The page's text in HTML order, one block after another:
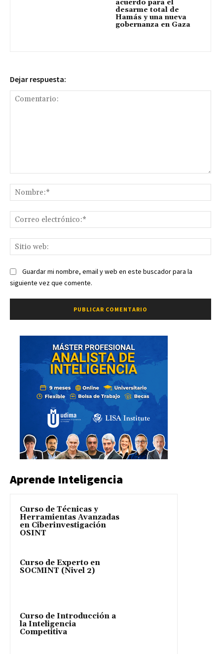
acuerdo para el
desarme total de
Hamás y una nueva
gobernanza en Gaza
Dejar respuesta:
Guardar mi nombre, email y web en este buscador para la
siguiente vez que comente.
Aprende Inteligencia
Curso de Técnicas y
Herramientas Avanzadas
en Ciberinvestigación
OSINT
Curso de Experto en
SOCMINT (Nivel 2)
Curso de Introducción a
la Inteligencia
Competitiva